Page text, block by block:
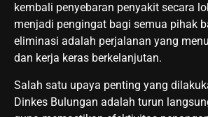
kembali penyebaran penyakit secara
menjadi pengingat bagi semua pihak
eliminasi adalah perjalanan yang
dan kerja keras berkelanjutan.
Salah satu upaya penting yang
Dinkes Bulungan adalah turun